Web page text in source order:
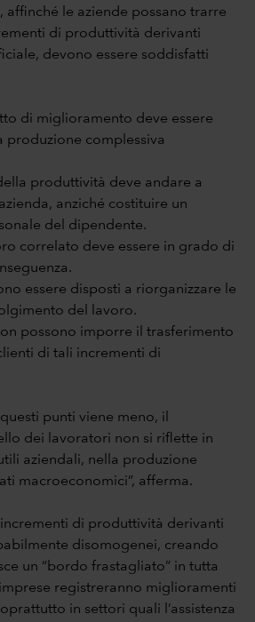
affinché le aziende possano trarre
di produttività derivanti
devono essere soddisfatti
di miglioramento deve essere
produzione complessiva
produttività deve andare a
anziché costituire un
del dipendente.
correlato deve essere in grado di
essere disposti a riorganizzare le
del lavoro.
possono imporre il trasferimento
di tali incrementi di
punti viene meno, il
dei lavoratori non si riflette in
aziendali, nella produzione
macroeconomici”, afferma.
incrementi di produttività derivanti
disomogenei, creando
un “bordo frastagliato” in tutta
registreranno miglioramenti
in settori quali l’assistenza